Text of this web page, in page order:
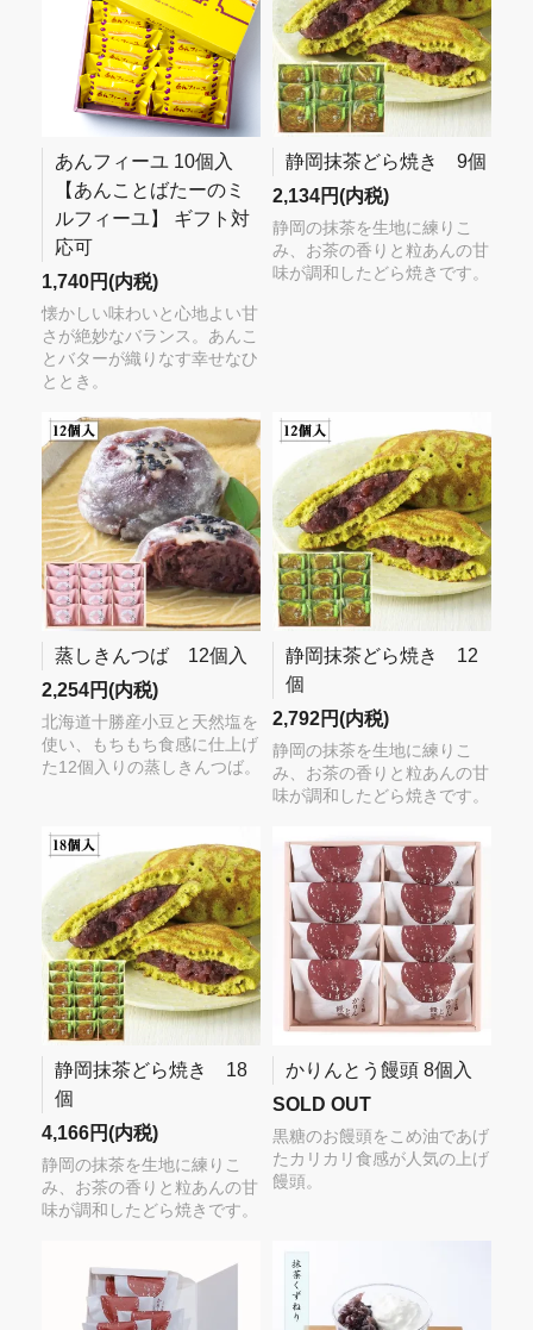
あんフィーユ 10個入
【あんことばたーのミ
ルフィーユ】 ギフト対
応可
1,740円(内税)
懐かしい味わいと心地よい甘
さが絶妙なバランス。あんこ
とバターが織りなす幸せなひ
ととき。
静岡抹茶どら焼き 9個
2,134円(内税)
静岡の抹茶を生地に練りこ
み、お茶の香りと粒あんの甘
味が調和したどら焼きです。
蒸しきんつば 12個入
2,254円(内税)
北海道十勝産小豆と天然塩を
使い、もちもち食感に仕上げ
た12個入りの蒸しきんつば。
静岡抹茶どら焼き 12
個
2,792円(内税)
静岡の抹茶を生地に練りこ
み、お茶の香りと粒あんの甘
味が調和したどら焼きです。
静岡抹茶どら焼き 18
個
4,166円(内税)
静岡の抹茶を生地に練りこ
み、お茶の香りと粒あんの甘
味が調和したどら焼きです。
かりんとう饅頭 8個入
SOLD OUT
黒糖のお饅頭をこめ油であげ
たカリカリ食感が人気の上げ
饅頭。